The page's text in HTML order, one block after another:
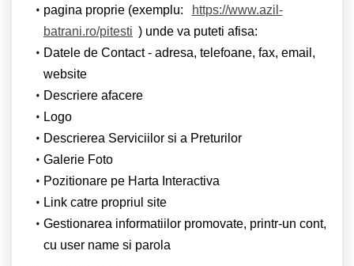
pagina proprie (exemplu:
https://www.azil-
batrani.ro/pitesti ) unde va puteti afisa:
Datele de Contact - adresa, telefoane, fax, email,
website
Descriere afacere
Logo
Descrierea Serviciilor si a Preturilor
Galerie Foto
Pozitionare pe Harta Interactiva
Link catre propriul site
Gestionarea informatiilor promovate, printr-un cont,
cu user name si parola